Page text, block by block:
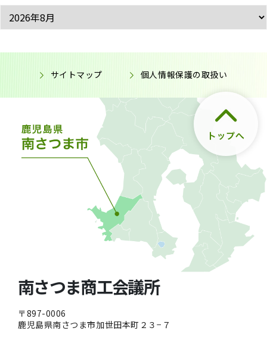
サイトマップ 個人情報保護の取扱い
南さつま商工会議所
〒897-0006
鹿児島県南さつま市加世田本町２３−７